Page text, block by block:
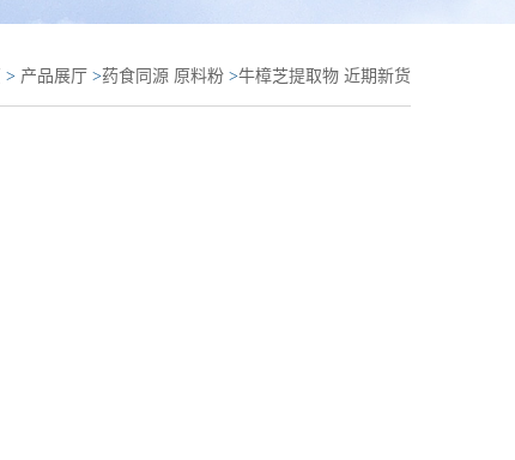
> 产品展厅 >药食同源 原料粉 >牛樟芝提取物 近期新货